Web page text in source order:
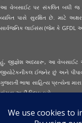
આ વેબસાઈટ પર સંકલિત બધી જ
વ્યક્તિ પાસે સુરક્ષિત છે. માટે
સાર્વજનિક લાઈસંસ (જેમ કે GFDL
હું, જીજ્ઞેશ અધ્યારૂ, આ વેબસાઈટ
જીયોટેકનીકલ ઈજનેર છું અને
ગુજરાતી ભાષા સાહિત્ય પ્રત્યેના
વાંચવાઅહીં ક્લિક કરો...